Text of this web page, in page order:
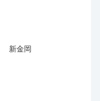
新金岡